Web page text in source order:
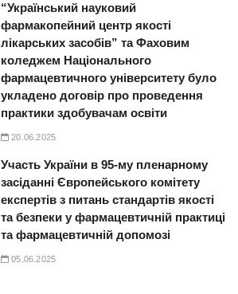
“Український науковий
фармакопейний центр якості
лікарських засобів” та Фаховим
коледжем Національного
фармацевтичного університету було
укладено договір про проведення
практики здобувачам освіти
20.06.2025
Участь України в 95-му пленарному
засіданні Європейського комітету
експертів з питань стандартів якості
та безпеки у фармацевтичній практиці
та фармацевтичній допомозі
05.06.2025